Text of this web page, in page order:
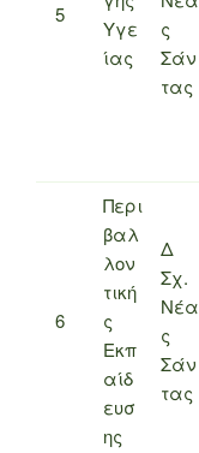
5
Υγε
ίας
ς
Σάν
τας
6
Περι
βαλ
λον
τική
ς
Εκπ
αίδ
ευσ
ης
Δ
Σχ.
Νέα
ς
Σάν
τας